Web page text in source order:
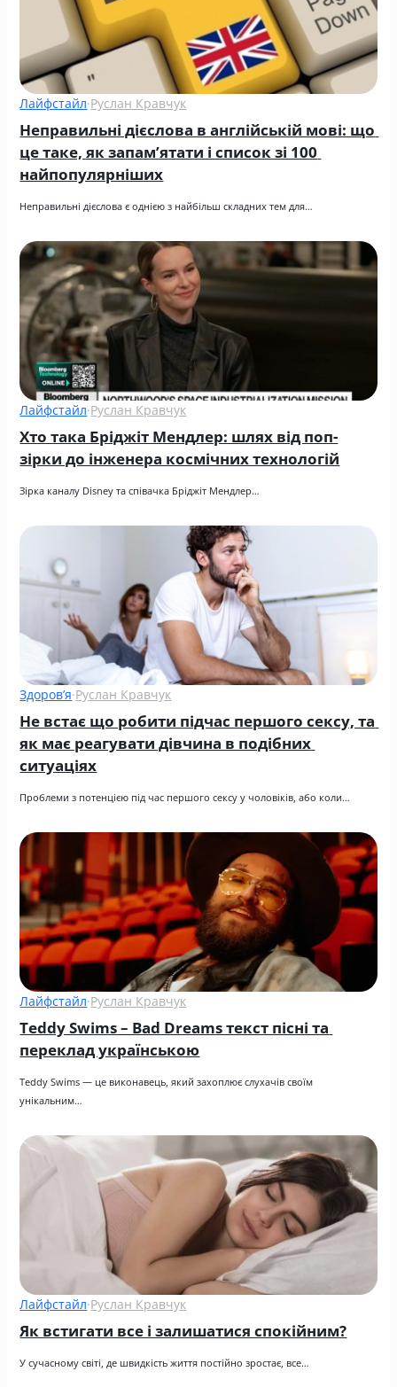
Лайфстайл·Руслан Кравчук
Неправильні дієслова в англійській мові: що
це таке, як запам’ятати і список зі 100
найпопулярніших
Неправильні дієслова є однією з найбільш складних тем для…
Лайфстайл·Руслан Кравчук
Хто така Бріджіт Мендлер: шлях від поп-
зірки до інженера космічних технологій
Зірка каналу Disney та співачка Бріджіт Мендлер…
Здоров’я·Руслан Кравчук
Не встає що робити підчас першого сексу, та
як має реагувати дівчина в подібних
ситуаціях
Проблеми з потенцією під час першого сексу у чоловіків, або коли…
Лайфстайл·Руслан Кравчук
Teddy Swims – Bad Dreams текст пісні та
переклад українською
Teddy Swims — це виконавець, який захоплює слухачів своїм
унікальним…
Лайфстайл·Руслан Кравчук
Як встигати все і залишатися спокійним?
У сучасному світі, де швидкість життя постійно зростає, все…